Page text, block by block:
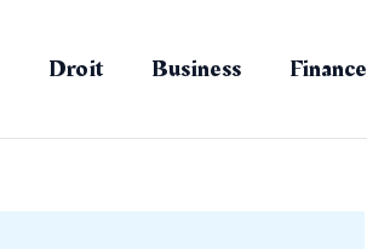
Droit Business Finance